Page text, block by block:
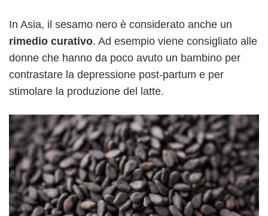
In Asia, il sesamo nero è considerato anche un
rimedio curativo. Ad esempio viene consigliato alle
donne che hanno da poco avuto un bambino per
contrastare la depressione post-partum e per
stimolare la produzione del latte.